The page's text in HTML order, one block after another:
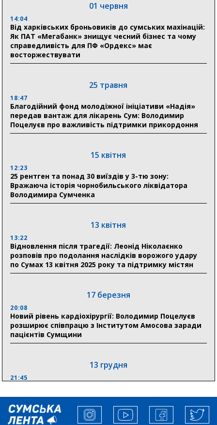
04 серпня
20:41
Пенсійний фонд Сумщини спрямував 0,2 млрд грн
на пенсії, страхові виплати та підтримку
прифронтових громад
03 серпня
Романько розширює програму відпочинку дітей із
прифронтової Сумщини: перша група оздоровилася
в Австрії
відновлення житла майже на 6,6 млн грн
31 липня
17:52
«Укрексімбанк» припиняє виплату пенсій: у
Пенсійному фонді Сумщини пояснили, що робити
людям
Артем Кобзар вручив родинам 20 полеглих Героїв
відзнаки «Почесного громадянина міста Суми»
30 липня
19:38
здобула головну відзнаку в медичній сфері України
01 червня
14:04
Від харківських броньовиків до сумських махінацій:
Як ПАТ «Мегабанк» знищує чесний бізнес та чому
справедливість для ПФ «Ордекс» має
восторжествувати
25 травня
18:47
Благодійний фонд молодіжної ініціативи «Надія»
передав вантаж для лікарень Сум: Володимир
Поцелуєв про важливість підтримки прикордоння
15 квітня
12:23
25 рентген та понад 30 виїздів у 3-тю зону:
Вражаюча історія чорнобильського ліквідатора
Володимира Сумченка
13 квітня
13:22
Відновлення після трагедії: Леонід Ніколаєнко
розповів про подолання наслідків ворожого удару
по Сумах 13 квітня 2025 року та підтримку містян
17 березня
20:08
Новий рівень кардіохірургії: Володимир Поцелуєв
розширює співпрацю з Інститутом Амосова заради
пацієнтів Сумщини
13 грудня
21:45
збільшити завантаження стратегічних українських
виробників”, – нардеп Максим Гузенко